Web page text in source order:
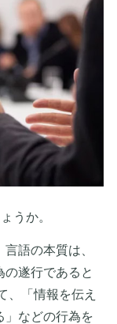
うか。
語の本質は、
の遂行であると
、「情報を伝え
」などの行為を